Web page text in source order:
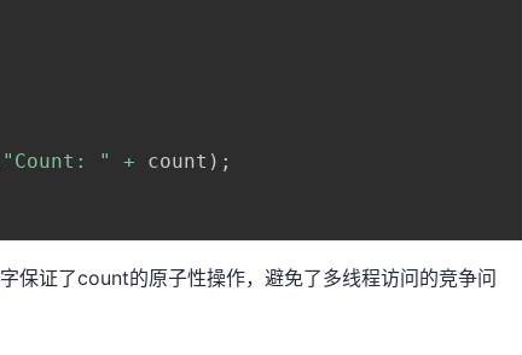
"Count: " + count ) ;
保证了count的原子性操作，避免了多线程访问的竞争问